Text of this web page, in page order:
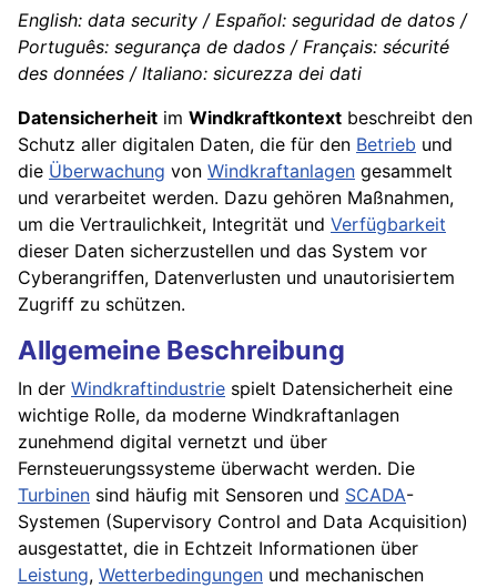
English: data security / Español: seguridad de datos /
Português: segurança de dados / Français: sécurité
des données / Italiano: sicurezza dei dati
Datensicherheit im Windkraftkontext beschreibt den
Schutz aller digitalen Daten, die für den Betrieb und
die Überwachung von Windkraftanlagen gesammelt
und verarbeitet werden. Dazu gehören Maßnahmen,
um die Vertraulichkeit, Integrität und Verfügbarkeit
dieser Daten sicherzustellen und das System vor
Cyberangriffen, Datenverlusten und unautorisiertem
Zugriff zu schützen.
Allgemeine Beschreibung
In der Windkraftindustrie spielt Datensicherheit eine
wichtige Rolle, da moderne Windkraftanlagen
zunehmend digital vernetzt und über
Fernsteuerungssysteme überwacht werden. Die
Turbinen sind häufig mit Sensoren und SCADA-
Systemen (Supervisory Control and Data Acquisition)
ausgestattet, die in Echtzeit Informationen über
Leistung, Wetterbedingungen und mechanischen